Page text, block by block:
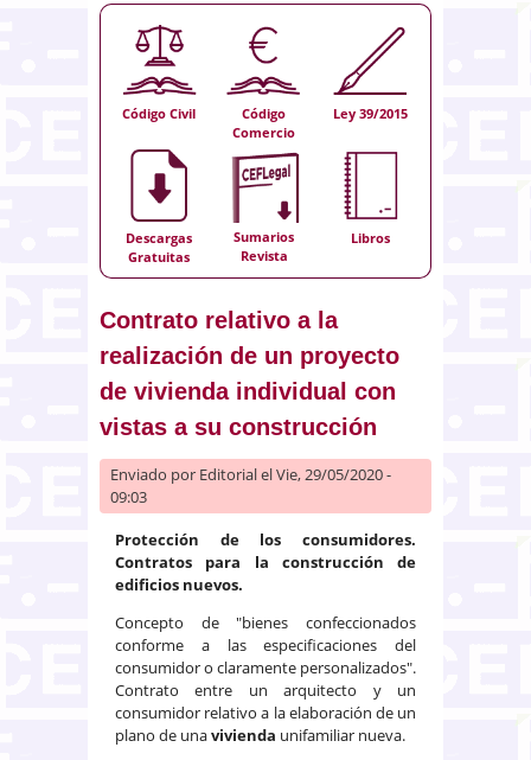
Código Civil
Código
Comercio
Ley 39/2015
Descargas
Gratuitas
Sumarios
Revista
Libros
Contrato relativo a la
realización de un proyecto
de vivienda individual con
vistas a su construcción
Enviado por Editorialel Vie, 29/05/2020 -
09:03
Protección de los consumidores.
Contratos para la construcción de
edificios nuevos.
Concepto de "bienes confeccionados
conforme a las especificaciones del
consumidor o claramente personalizados".
Contrato entre un arquitecto y un
consumidor relativo a la elaboración de un
plano de unavivienda unifamiliar nueva.